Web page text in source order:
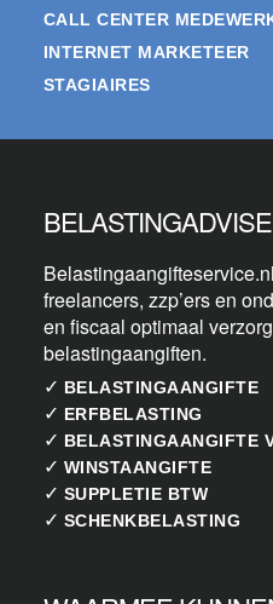
CALL CENTER
INTERNET MARKETEER
STAGIAIRES
freelancers, zzp’ers en
en fiscaal optimaal
belastingaangiften.
✓ BELASTINGAANGIFTE
✓ ERFBELASTING
✓ BELASTINGAANGIFTE
✓ WINSTAANGIFTE
✓ SUPPLETIE BTW
✓ SCHENKBELASTING